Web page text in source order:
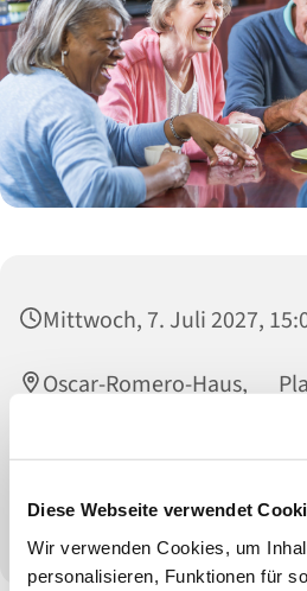
Diese Webseite verwendet
Wir verwenden Cookies, um
personalisieren, Funktionen für
Mittwoch, 7. Juli 2027,
Oscar-Romero-Haus,
kurz anrufen: Petra Engels,